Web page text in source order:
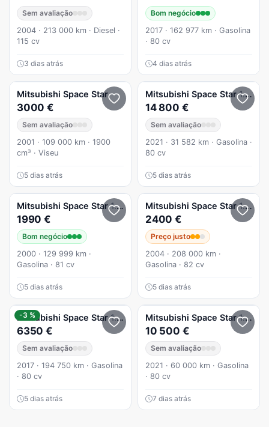
Sem avaliação
2004 · 213 000 km · Diesel ·
115 cv
3 dias atrás
Bom negócio
2017 · 162 977 km · Gasolina
· 80 cv
4 dias atrás
Mitsubishi Space Star
3000 €
Sem avaliação
2001 · 109 000 km · 1900
cm³ · Viseu
5 dias atrás
Mitsubishi Space Star 1.2 Intense CVT
14 800 €
Sem avaliação
2021 · 31 582 km · Gasolina ·
80 cv
5 dias atrás
Mitsubishi Space Star 1.3 Gasolina Mecanica Impecável
1990 €
Bom negócio
2000 · 129 999 km ·
Gasolina · 81 cv
5 dias atrás
Mitsubishi Space Star 1.3 Comfort P3
2400 €
Preço justo
2004 · 208 000 km ·
Gasolina · 82 cv
5 dias atrás
-3 %
Mitsubishi Space Star 1.2 Intense
6350 €
Sem avaliação
2017 · 194 750 km · Gasolina
· 80 cv
5 dias atrás
Mitsubishi Space Star 1.2 Clear Tec Edition+
10 500 €
Sem avaliação
2021 · 60 000 km · Gasolina
· 80 cv
7 dias atrás